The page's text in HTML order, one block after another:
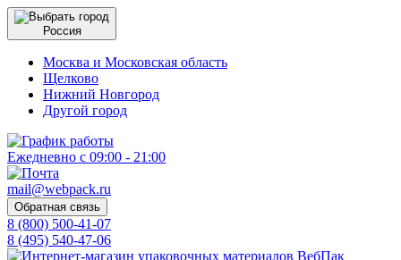
Россия
Москва и Московская область
Щелково
Нижний Новгород
Другой город
Ежедневно с 09:00 - 21:00
mail@webpack.ru
Обратная связь
8 (800) 500-41-07
8 (495) 540-47-06